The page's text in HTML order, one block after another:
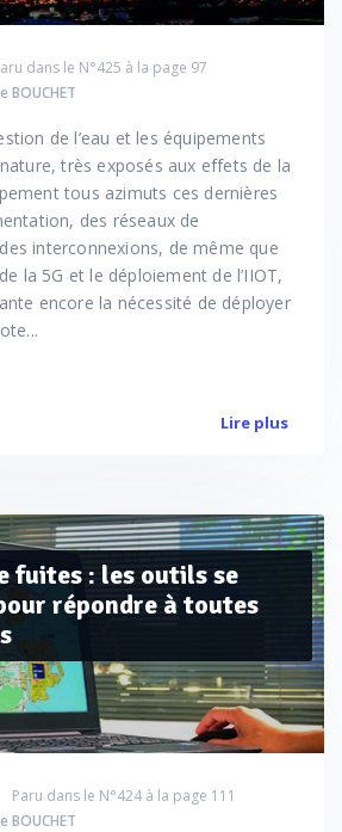
dans le N°425 à la page 97
BOUCHET
de l’eau et les équipements
très exposés aux effets de la
tous azimuts ces dernières
des réseaux de
interconnexions, de même que
la 5G et le déploiement de l’IIOT,
encore la nécessité de déployer
Lire plus
fuites : les outils se
répondre à toutes
Paru dans le N°424 à la page 111
BOUCHET